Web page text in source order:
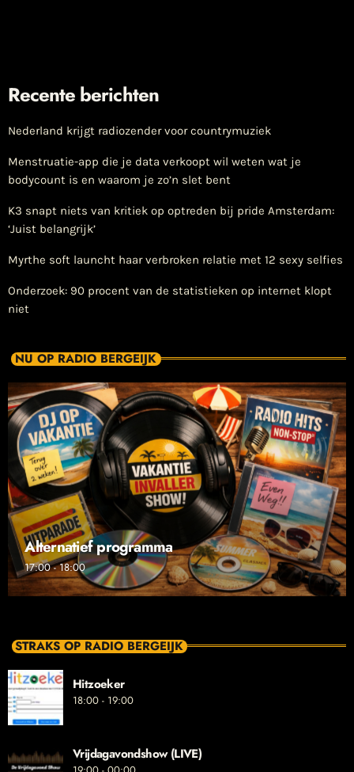
Recente berichten
Nederland krijgt radiozender voor countrymuziek
Menstruatie-app die je data verkoopt wil weten wat je
bodycount is en waarom je zo’n slet bent
K3 snapt niets van kritiek op optreden bij pride Amsterdam:
‘Juist belangrijk’
Myrthe soft launcht haar verbroken relatie met 12 sexy selfies
Onderzoek: 90 procent van de statistieken op internet klopt
niet
NU OP RADIO BERGEIJK
Alternatief programma
17:00 - 18:00
STRAKS OP RADIO BERGEIJK
Hitzoeker
18:00 - 19:00
Vrijdagavondshow (LIVE)